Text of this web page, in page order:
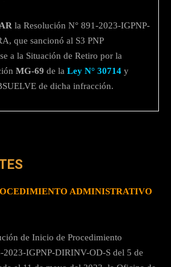
la Resolución N° 891-2023-IGPNP-
que sancionó al S3 PNP
Situación de Retiro por la
MG-69 de la Ley N° 30714 y
de dicha infracción.
ADMINISTRATIVO
de Inicio de Procedimiento
IGPNP-DIRINV-OD-S del 5 de